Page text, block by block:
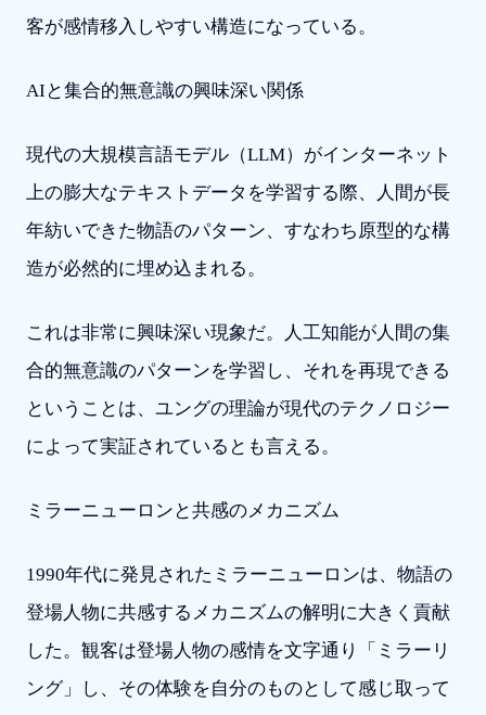
客が感情移入しやすい構造になっている。
AIと集合的無意識の興味深い関係
現代の大規模言語モデル（LLM）がインターネット
上の膨大なテキストデータを学習する際、人間が長
年紡いできた物語のパターン、すなわち原型的な構
造が必然的に埋め込まれる。
これは非常に興味深い現象だ。人工知能が人間の集
合的無意識のパターンを学習し、それを再現できる
ということは、ユングの理論が現代のテクノロジー
によって実証されているとも言える。
ミラーニューロンと共感のメカニズム
1990年代に発見されたミラーニューロンは、物語の
登場人物に共感するメカニズムの解明に大きく貢献
した。観客は登場人物の感情を文字通り「ミラーリ
ング」し、その体験を自分のものとして感じ取って